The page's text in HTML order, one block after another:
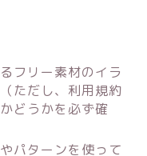
フリー素材のイラ
ただし、利用規約
どうかを必ず確
パターンを使って